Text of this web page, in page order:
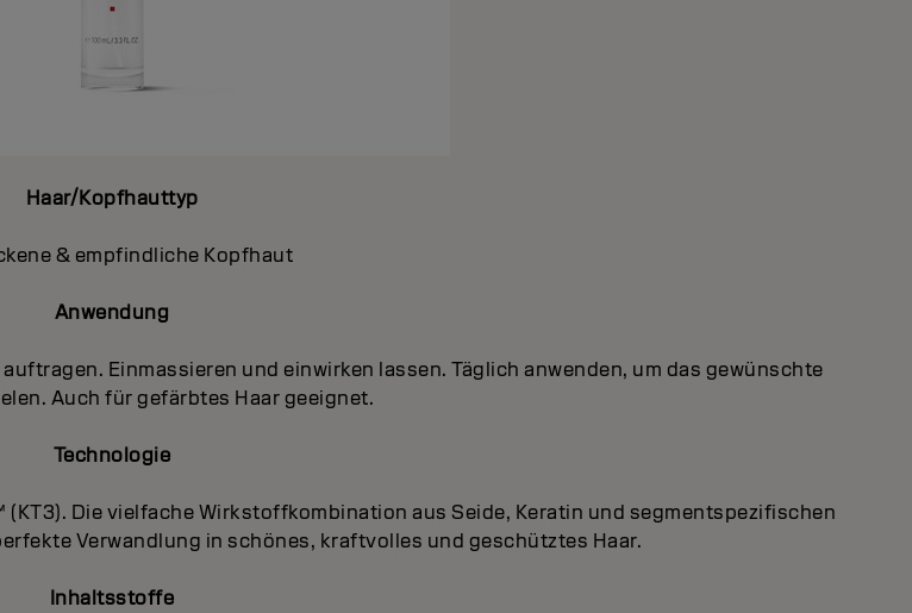
Haar/Kopfhauttyp
& empfindliche Kopfhaut
Anwendung
Einmassieren und einwirken lassen. Täglich anwenden, um das gewünschte
Auch für gefärbtes Haar geeignet.
Technologie
Die vielfache Wirkstoffkombination aus Seide, Keratin und segmentspezifischen
Verwandlung in schönes, kraftvolles und geschütztes Haar.
Inhaltsstoffe